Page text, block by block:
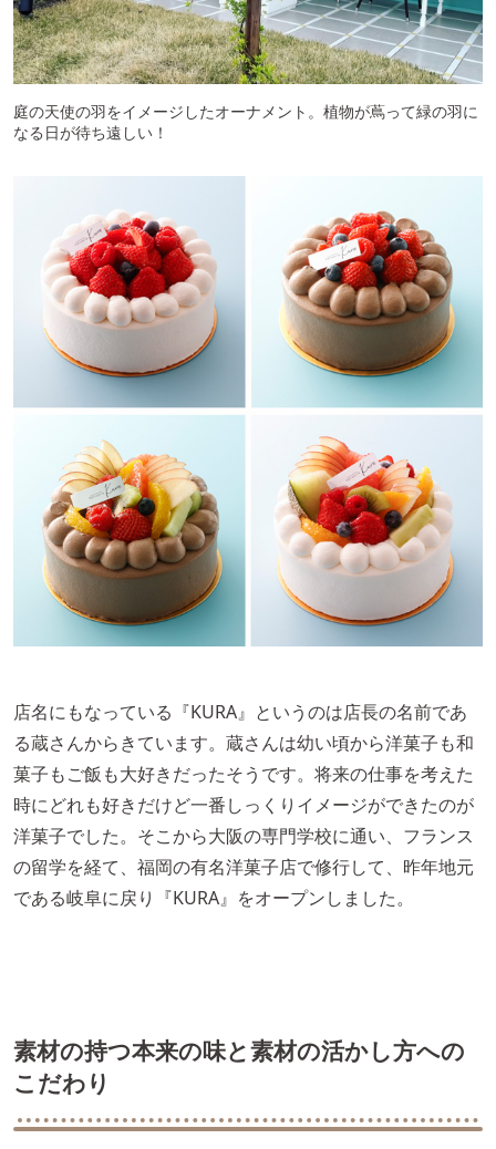
庭の天使の羽をイメージしたオーナメント。植物が蔦って緑の羽に
なる日が待ち遠しい！
店名にもなっている『KURA』というのは店長の名前であ
る蔵さんからきています。蔵さんは幼い頃から洋菓子も和
菓子もご飯も大好きだったそうです。将来の仕事を考えた
時にどれも好きだけど一番しっくりイメージができたのが
洋菓子でした。そこから大阪の専門学校に通い、フランス
の留学を経て、福岡の有名洋菓子店で修行して、昨年地元
である岐阜に戻り『KURA』をオープンしました。
素材の持つ本来の味と素材の活かし方への
こだわり